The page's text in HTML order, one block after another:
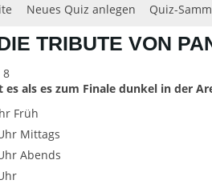
Neues Quiz anlegen Quiz-
TRIBUTE VON
8
es als es zum Finale dunkel in der
Früh
Mittags
Abends